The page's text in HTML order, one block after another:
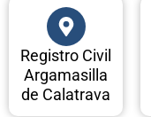
Registro Civil
Argamasilla
de Calatrava